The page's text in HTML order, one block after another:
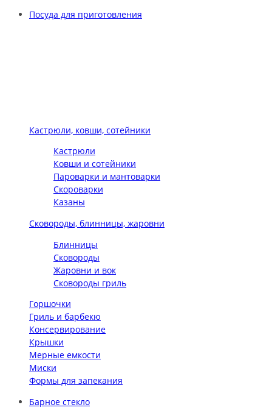
Посуда для приготовления
Кастрюли, ковши, сотейники
Кастрюли
Ковши и сотейники
Пароварки и мантоварки
Скороварки
Казаны
Сковороды, блинницы, жаровни
Блинницы
Сковороды
Жаровни и вок
Сковороды гриль
Горшочки
Гриль и барбекю
Консервирование
Крышки
Мерные емкости
Миски
Формы для запекания
Барное стекло